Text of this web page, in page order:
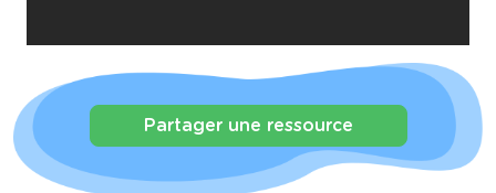
Partager une ressource